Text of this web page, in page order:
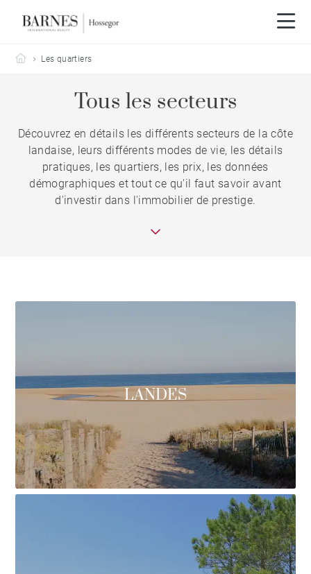
Barnes Hossegor
Les quartiers
Tous les secteurs
Découvrez en détails les différents secteurs de la côte
landaise, leurs différents modes de vie, les détails
pratiques, les quartiers, les prix, les données
démographiques et tout ce qu'il faut savoir avant
d'investir dans l'immobilier de prestige.
LANDES